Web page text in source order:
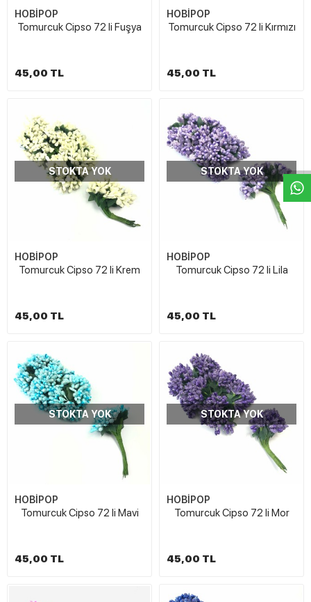
W
h
t
s
a
p
p
D
e
s
e
H
a
t
t
HOBİPOP
Tomurcuk Cipso 72 li Fuşya
45,00 TL
HOBİPOP
Tomurcuk Cipso 72 li Kırmızı
45,00 TL
STOKTA YOK
HOBİPOP
Tomurcuk Cipso 72 li Krem
45,00 TL
STOKTA YOK
HOBİPOP
Tomurcuk Cipso 72 li Lila
45,00 TL
STOKTA YOK
HOBİPOP
Tomurcuk Cipso 72 li Mavi
45,00 TL
STOKTA YOK
HOBİPOP
Tomurcuk Cipso 72 li Mor
45,00 TL